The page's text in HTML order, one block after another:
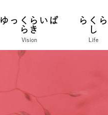
ゆっくらいば
らき
Vision
らくら
し
Life